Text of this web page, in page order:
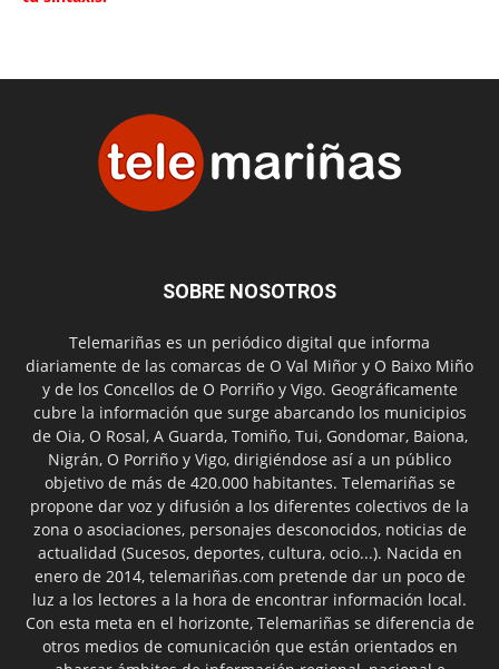
SOBRE NOSOTROS
Telemariñas es un periódico digital que informa
diariamente de las comarcas de O Val Miñor y O Baixo Miño
y de los Concellos de O Porriño y Vigo. Geográficamente
cubre la información que surge abarcando los municipios
de Oia, O Rosal, A Guarda, Tomiño, Tui, Gondomar, Baiona,
Nigrán, O Porriño y Vigo, dirigiéndose así a un público
objetivo de más de 420.000 habitantes. Telemariñas se
propone dar voz y difusión a los diferentes colectivos de la
zona o asociaciones, personajes desconocidos, noticias de
actualidad (Sucesos, deportes, cultura, ocio...). Nacida en
enero de 2014, telemariñas.com pretende dar un poco de
luz a los lectores a la hora de encontrar información local.
Con esta meta en el horizonte, Telemariñas se diferencia de
otros medios de comunicación que están orientados en